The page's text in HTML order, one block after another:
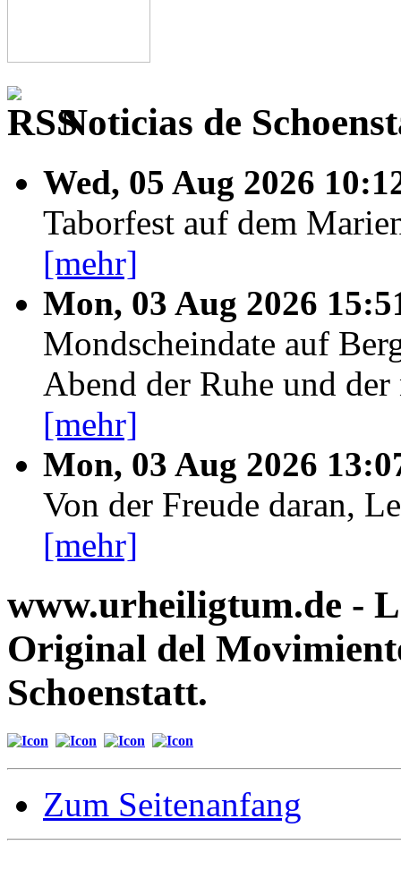
Noticias de
Wed, 05 Aug 2026
Taborfest auf dem
[mehr]
Mon, 03 Aug 2026
Mondscheindate auf
Abend der Ruhe und der
[mehr]
Mon, 03 Aug 2026
Von der Freude daran,
[mehr]
www.urheiligtum.de -
Original del
Schoenstatt.
Zum Seitenanfang